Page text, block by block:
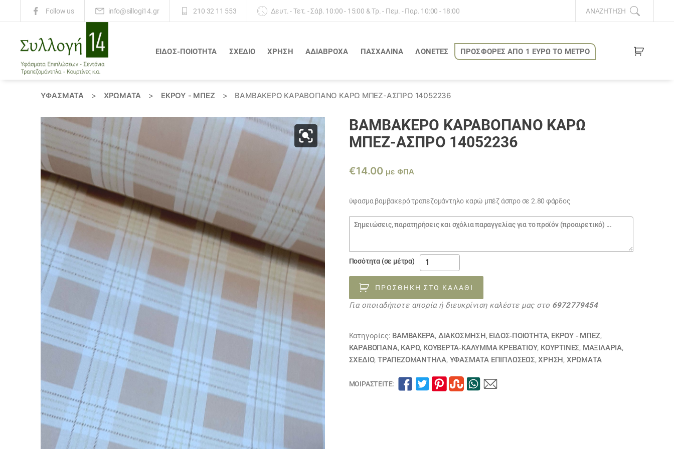
Follow us info@sillogi14.gr 210 32 11 553 Δευτ. - Τετ. - Σάβ. 10:00 - 15:00 & Τρ. - Πεμ. - Παρ. 10:00 - 18:00 ΑΝΑΖΉΤΗΣΗ
ΕΙΔΟΣ-ΠΟΙΟΤΗΤΑ ΣΧΕΔΙΟ ΧΡΗΣΗ ΑΔΙΆΒΡΟΧΑ ΠΑΣΧΑΛΙΝΑ ΛΟΝΈΤΕΣ ΠΡΟΣΦΟΡΕΣ ΑΠΟ 1 ΕΥΡΩ ΤΟ ΜΕΤΡΟ
ΥΦΆΣΜΑΤΑ > ΧΡΏΜΑΤΑ > ΕΚΡΟΥ - ΜΠΕΖ > ΒΑΜΒΑΚΕΡΌ ΚΑΡΑΒΌΠΑΝΟ ΚΑΡΏ ΜΠΈΖ-ΆΣΠΡΟ 14052236
ΒΑΜΒΑΚΕΡΌ ΚΑΡΑΒΌΠΑΝΟ ΚΑΡΏ
ΜΠΈΖ-ΆΣΠΡΟ 14052236
€14.00 με ΦΠΑ
ύφασμα βαμβακερό τραπεζομάντηλο καρώ μπέζ άσπρο σε 2.80 φάρδος
Σημειώσεις
Ποσότητα (σε μέτρα)
βαμβακερό
καραβόπανο
καρώ
μπέζ-
άσπρο
ποσότητα
ΠΡΟΣΘΉΚΗ ΣΤΟ ΚΑΛΆΘΙ
Για οποιαδήποτε απορία ή διευκρίνιση καλέστε μας στο 6972779454
Κατηγορίες: ΒΑΜΒΑΚΕΡΆ, ΔΙΑΚΟΣΜΗΣΗ, ΕΙΔΟΣ-ΠΟΙΟΤΗΤΑ, ΕΚΡΟΥ - ΜΠΕΖ,
ΚΑΡΑΒΌΠΑΝΑ, ΚΑΡΏ, ΚΟΥΒΈΡΤΑ-ΚΆΛΥΜΜΑ ΚΡΕΒΑΤΙΟΎ, ΚΟΥΡΤΊΝΕΣ, ΜΑΞΙΛΆΡΙΑ,
ΣΧΕΔΙΟ, ΤΡΑΠΕΖΟΜΆΝΤΗΛΑ, ΥΦΆΣΜΑΤΑ ΕΠΙΠΛΏΣΕΩΣ,ΧΡΗΣΗ, ΧΡΏΜΑΤΑ
ΜΟΙΡΑΣΤΕΊΤΕ: